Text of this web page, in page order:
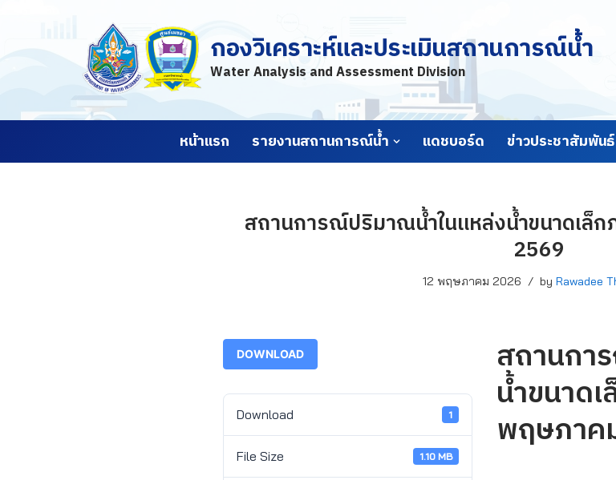
กองวิเคราะห์และประเมินสถานการณ์น้ำ
Water Analysis and Assessment Division
หน้าแรก รายงานสถานการณ์น้ำ แดชบอร์ด ข่าวประชาสัมพันธ์
สถานการณ์ปริมาณน้ำในแหล่งน้ำขนาดเล็
2569
12 พฤษภาคม 2026 by Rawadee
DOWNLOAD
Download 1
File Size 1.10 MB
สถานกา
น้ำขนาด
พฤษภาค